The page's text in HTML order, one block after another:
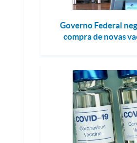
Governo Federal
compra de novas